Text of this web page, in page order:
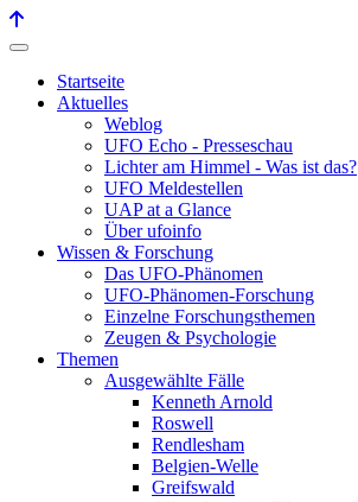
Startseite
Aktuelles
Weblog
UFO Echo - Presseschau
Lichter am Himmel - Was ist das?
UFO Meldestellen
UAP at a Glance
Über ufoinfo
Wissen & Forschung
Das UFO-Phänomen
UFO-Phänomen-Forschung
Einzelne Forschungsthemen
Zeugen & Psychologie
Themen
Ausgewählte Fälle
Kenneth Arnold
Roswell
Rendlesham
Belgien-Welle
Greifswald